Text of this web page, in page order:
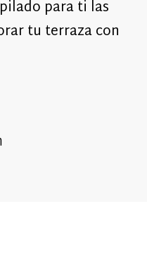
para ti las
tu terraza con